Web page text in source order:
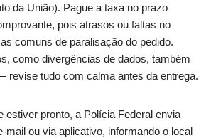
da União). Pague a taxa no prazo
pois atrasos ou faltas no
comuns de paralisação do pedido.
como divergências de dados, também
revise tudo com calma antes da entrega.
estiver pronto, a Polícia Federal envia
mail ou via aplicativo, informando o local